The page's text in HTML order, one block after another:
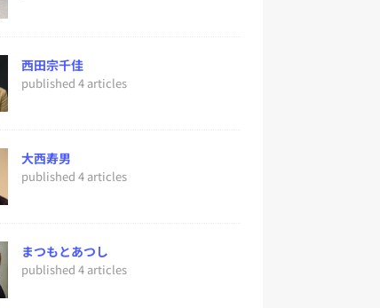
西田宗千佳
published 4 articles
大西寿男
published 4 articles
まつもとあつし
published 4 articles